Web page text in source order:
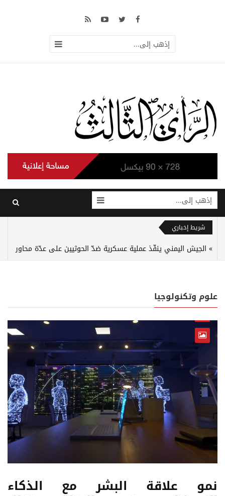
إذهب إلى...
إذهب إلى...
شريط إخباري
الجيش اليمني ينفّذ عملية عسكرية ضدّ الحوثيين على عدّة محاور
علوم وتكنولوجيا
نمو علاقة البشر مع الذكاء